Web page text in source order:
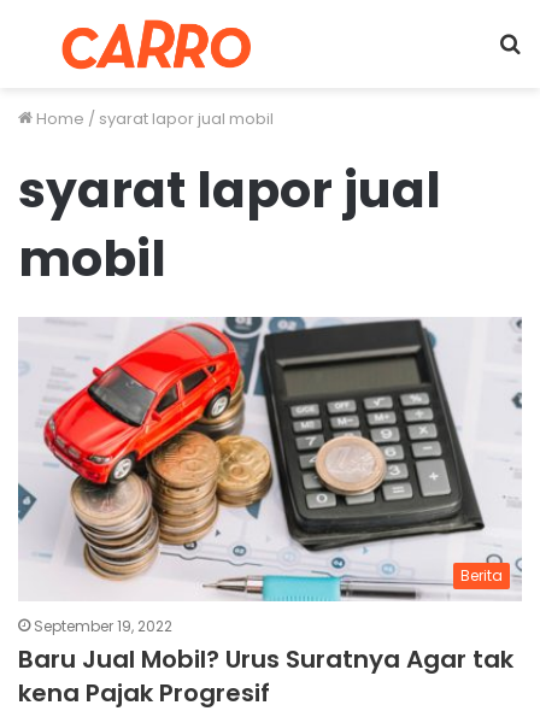
Menu
Home / syarat lapor jual mobil
syarat lapor jual
mobil
Berita
September 19, 2022
Baru Jual Mobil? Urus Suratnya Agar tak
kena Pajak Progresif